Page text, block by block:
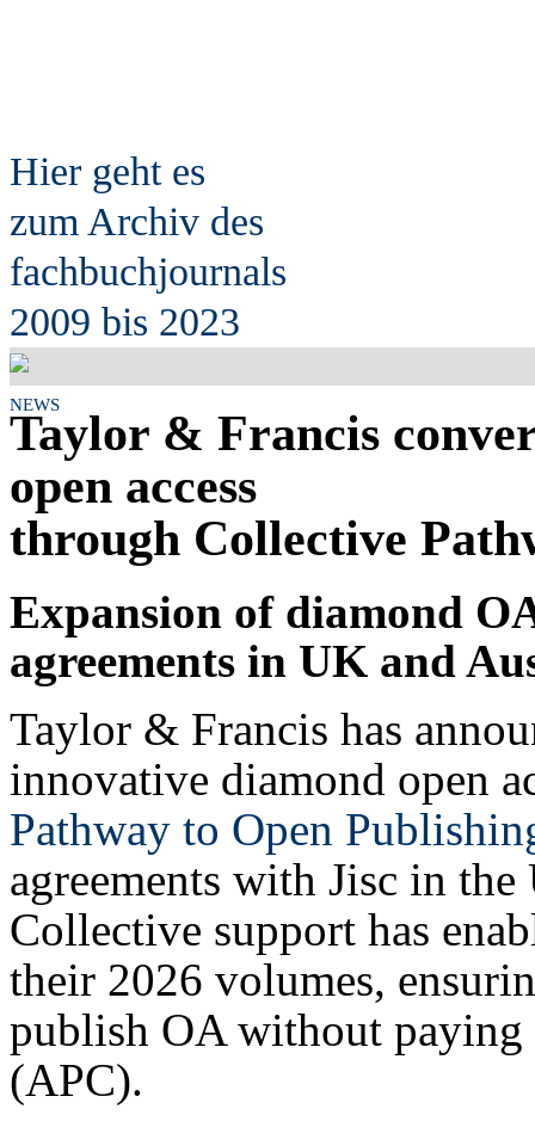
Hier geht es
zum Archiv des
fachbuchjournals
2009 bis 2023
NEWS
Taylor & Francis
open access
through Collective
Expansion of diamond
agreements in UK and
Taylor & Francis has
innovative diamond open
Pathway to Open
agreements with Jisc in
Collective support has
their 2026 volumes,
publish OA without paying
(APC).